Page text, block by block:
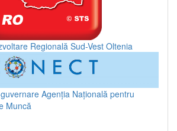
Regională Sud-Vest Oltenia
Agenția Națională pentru
Muncă